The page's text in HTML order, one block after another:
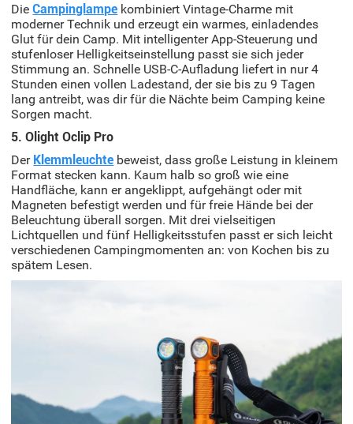
DieCampinglampe kombiniert Vintage-Charme mit
moderner Technik und erzeugt ein warmes, einladendes
Glut für dein Camp. Mit intelligenter App-Steuerung und
stufenloser Helligkeitseinstellung passt sie sich jeder
Stimmung an. Schnelle USB-C-Aufladung liefert in nur 4
Stunden einen vollen Ladestand, der sie bis zu 9 Tagen
lang antreibt, was dir für die Nächte beim Camping keine
Sorgen macht.
5. Olight Oclip Pro
Der Klemmleuchte beweist, dass große Leistung in kleinem
Format stecken kann. Kaum halb so groß wie eine
Handfläche, kann er angeklippt, aufgehängt oder mit
Magneten befestigt werden und für freie Hände bei der
Beleuchtung überall sorgen. Mit drei vielseitigen
Lichtquellen und fünf Helligkeitsstufen passt er sich leicht
verschiedenen Campingmomenten an: von Kochen bis zu
spätem Lesen.